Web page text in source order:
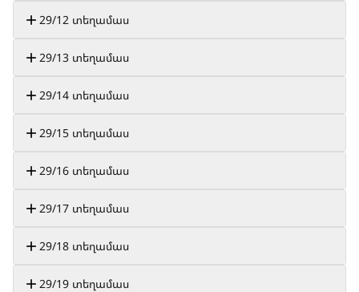
29/12 տեղամաս
29/13 տեղամաս
29/14 տեղամաս
29/15 տեղամաս
29/16 տեղամաս
29/17 տեղամաս
29/18 տեղամաս
29/19 տեղամաս